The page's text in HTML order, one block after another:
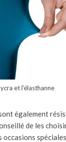
et l’élasthanne
également
de les